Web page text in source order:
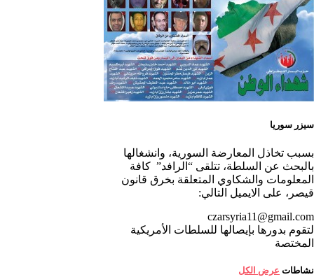
سيزر سوريا
بسبب تخاذل المعارضة السورية، وانشغالها
بالبحث عن السلطة، تتلقى “الرافد” كافة
المعلومات والشكاوي المتعلقة بخرق قانون
قيصر، على الايميل التالي:
czarsyria11@gmail.com
لتقوم بدورها بإيصالها للسلطات الأمريكية
المختصة
نشاطات عرض الكل